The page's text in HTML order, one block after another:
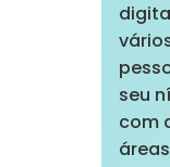
seu
com